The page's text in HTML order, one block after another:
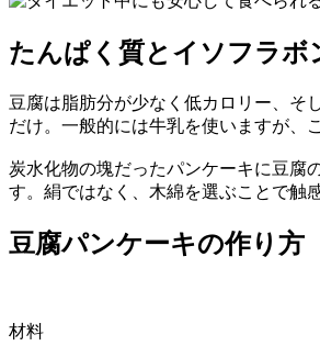
たんぱく質とイソフラボ
豆腐は脂肪分が少なく低カロリー、そ
だけ。一般的には牛乳を使いますが、
炭水化物の塊だったパンケーキに豆腐
す。絹ではなく、木綿を選ぶことで触
豆腐パンケーキの作り方
材料